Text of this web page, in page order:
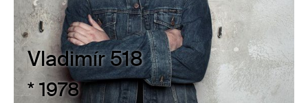
Vladimír 518
* 1978